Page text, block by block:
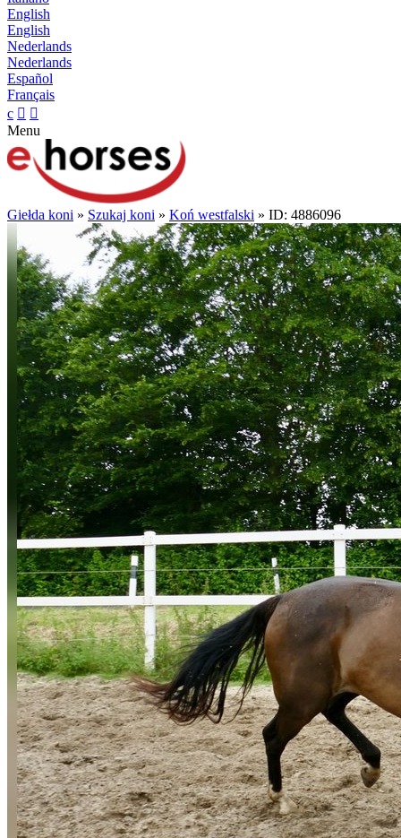
English
English
Nederlands
Nederlands
Español
Français
c  
Menu
Giełda koni » Szukaj koni » Koń westfalski » ID: 4886096